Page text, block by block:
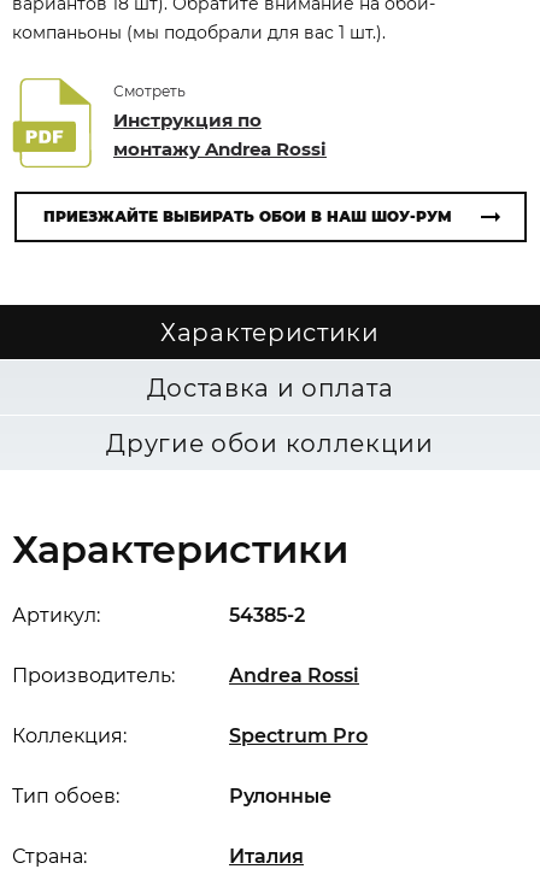
компаньоны (мы подобрали для вас 1 шт.).
Смотреть
Инструкция по
монтажу Andrea Rossi
ПРИЕЗЖАЙТЕ ВЫБИРАТЬ ОБОИ В НАШ ШОУ-РУМ
Характеристики
Доставка и оплата
Другие обои коллекции
Характеристики
Артикул: 54385-2
Производитель: Andrea Rossi
Коллекция: Spectrum Pro
Страна: Италия
Тип обоев: Рулонные